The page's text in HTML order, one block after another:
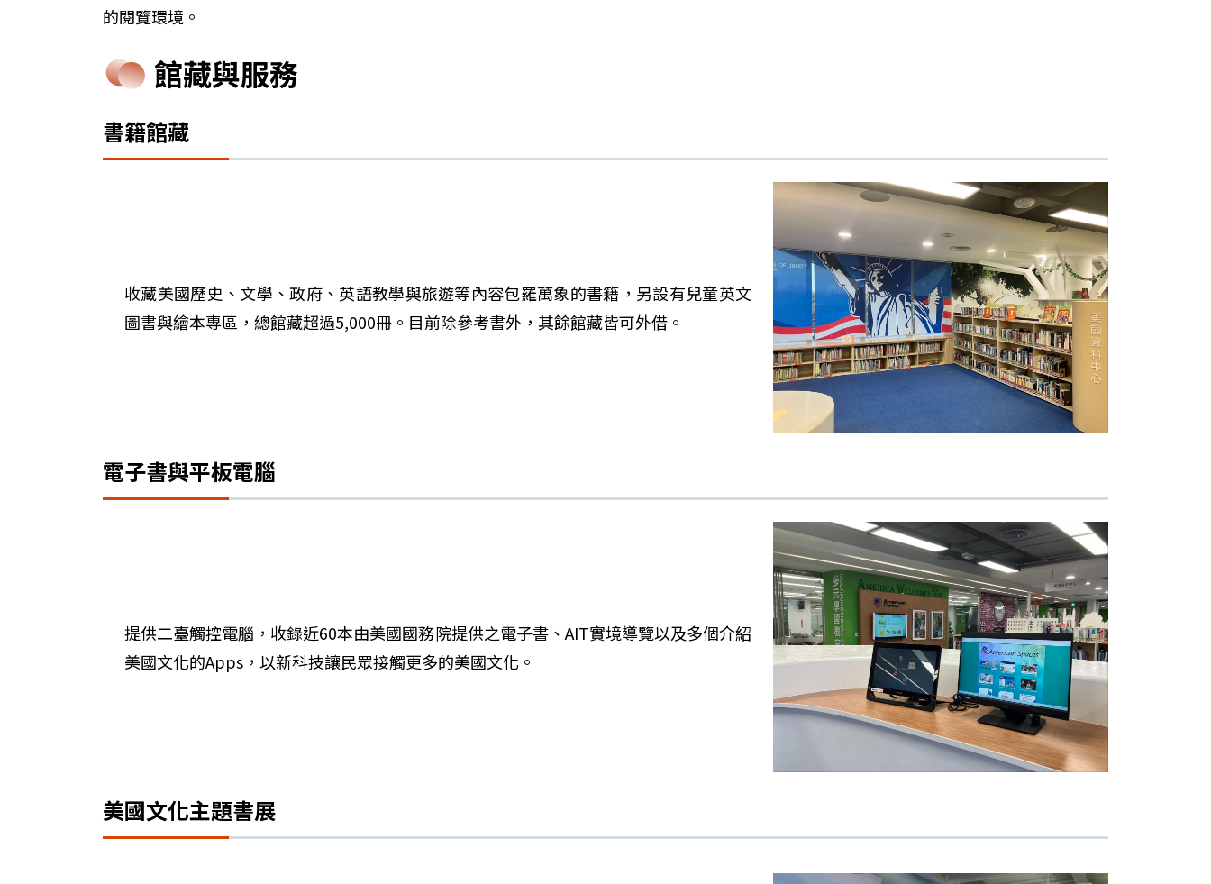
的閱覽環境。
館藏與服務
書籍館藏
收藏美國歷史、文學、政府、英語教學與旅遊等內容包羅萬象的書籍，另設有兒童英文
圖書與繪本專區，總館藏超過5,000冊。目前除參考書外，其餘館藏皆可外借。
電子書與平板電腦
提供二臺觸控電腦，收錄近60本由美國國務院提供之電子書、AIT實境導覽以及多個介紹
美國文化的Apps，以新科技讓民眾接觸更多的美國文化。
美國文化主題書展